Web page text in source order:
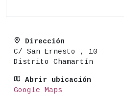
Dirección
C/ San Ernesto , 10
Distrito Chamartín
Abrir ubicación
Google Maps